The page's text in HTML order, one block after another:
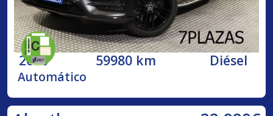
2020 59980 km Diésel
Automático